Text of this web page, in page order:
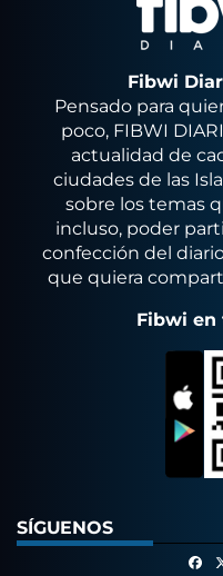
Fibwi
Pensado para
poco, FIBWI
actualidad de
ciudades de las
sobre los temas
incluso, poder
confección del
que quiera
Fibwi en
SÍGUENOS